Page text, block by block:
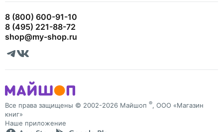
8 (800) 600-91-10
8 (495) 221-88-72
shop@my-shop.ru
Все права защищены © 2002-2026 Майшоп ®, ООО «Магазин
книг»
Наше приложение